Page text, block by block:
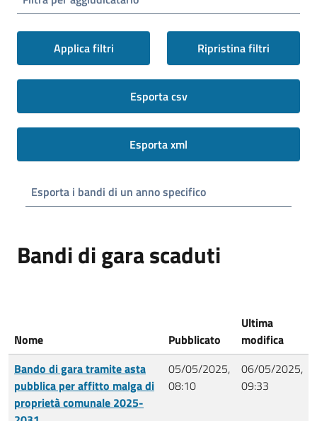
Applica filtri Ripristina filtri
Esporta csv
Esporta xml
Esporta i bandi di un anno specifico
Bandi di gara scaduti
Nome Pubblicato
Ultima
modifica
Bando di gara tramite asta
pubblica per affitto malga di
proprietà comunale 2025-
05/05/2025,
08:10
06/05/2025,
09:33